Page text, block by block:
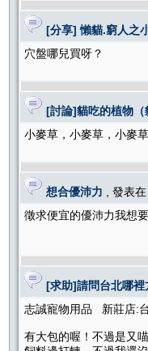
[分享] 懶貓.窮人之
穴盤哪兒買呀？
[討論]貓吃的植物（
小麥草，小麥草，小麥
想合優沛力 , 發表在
徵求便宜的優沛力我想
[求助]請問台北哪裡
志誠寵物用品 新莊店:
有大包的喔！不過是又